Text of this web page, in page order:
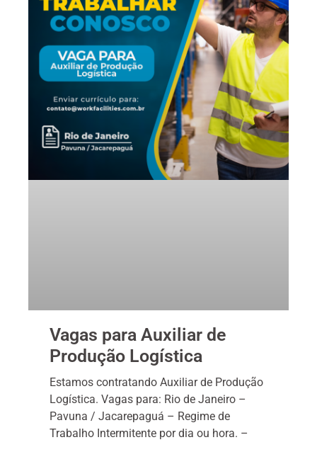
Vagas para Auxiliar de
Produção Logística
Estamos contratando Auxiliar de Produção
Logística. Vagas para: Rio de Janeiro –
Pavuna / Jacarepaguá – Regime de
Trabalho Intermitente por dia ou hora. –